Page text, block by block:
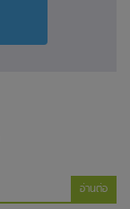
อ่านต่อ